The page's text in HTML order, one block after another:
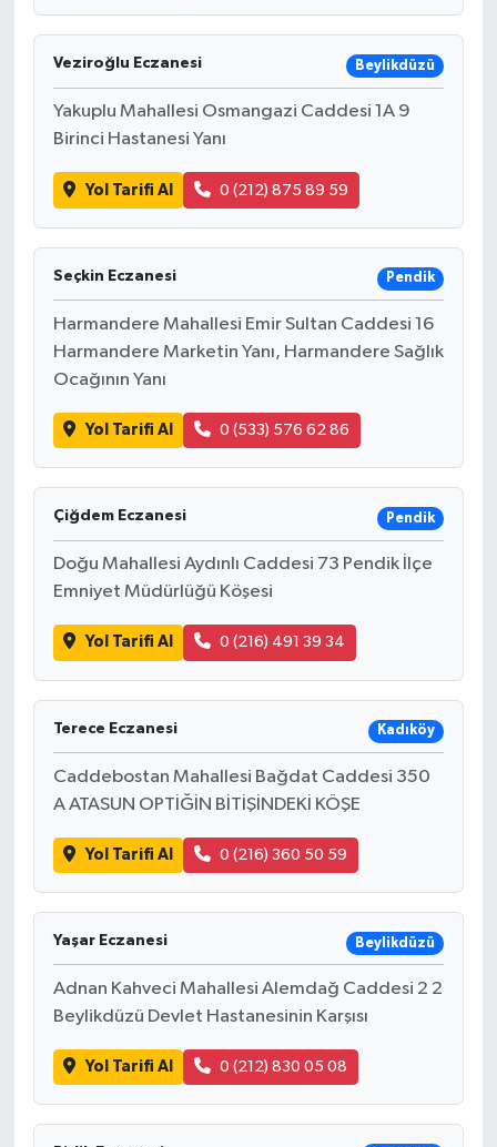
Veziroğlu Eczanesi Beylikdüzü
Yakuplu Mahallesi Osmangazi Caddesi 1A 9
Birinci Hastanesi Yanı
Yol Tarifi Al 0 (212) 875 89 59
Seçkin Eczanesi Pendik
Harmandere Mahallesi Emir Sultan Caddesi 16
Harmandere Marketin Yanı, Harmandere Sağlık
Ocağının Yanı
Yol Tarifi Al 0 (533) 576 62 86
Çiğdem Eczanesi Pendik
Doğu Mahallesi Aydınlı Caddesi 73 Pendik İlçe
Emniyet Müdürlüğü Köşesi
Yol Tarifi Al 0 (216) 491 39 34
Terece Eczanesi Kadıköy
Caddebostan Mahallesi Bağdat Caddesi 350
A ATASUN OPTİĞİN BİTİŞİNDEKİ KÖŞE
Yol Tarifi Al 0 (216) 360 50 59
Yaşar Eczanesi Beylikdüzü
Adnan Kahveci Mahallesi Alemdağ Caddesi 2 2
Beylikdüzü Devlet Hastanesinin Karşısı
Yol Tarifi Al 0 (212) 830 05 08